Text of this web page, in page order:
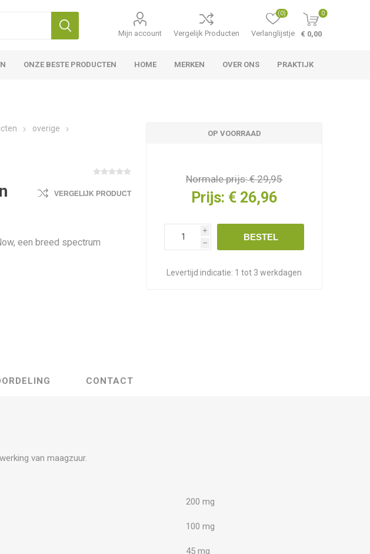
Mijn account Vergelijk Producten Verlanglijstje
(0) 0
€ 0,00
ONZE BESTE PRODUCTEN HOME MERKEN OVER ONS PRAKTIJK
overige
VERGELIJK PRODUCT
een breed spectrum
OP VOORRAAD
Normale prijs:€ 29,95
Prijs: € 26,96
i
h
BESTEL
Levertijd indicatie: 1 tot 3 werkdagen
CONTACT
van maagzuur.
200 mg
100 mg
45 mg